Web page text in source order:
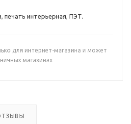
печать интерьерная, ПЭТ.
для интернет-магазина и может
магазинах